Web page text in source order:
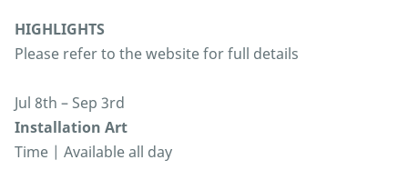
HIGHLIGHTS
Please refer to the website for full details
Jul 8th – Sep 3rd
Installation Art
Time | Available all day